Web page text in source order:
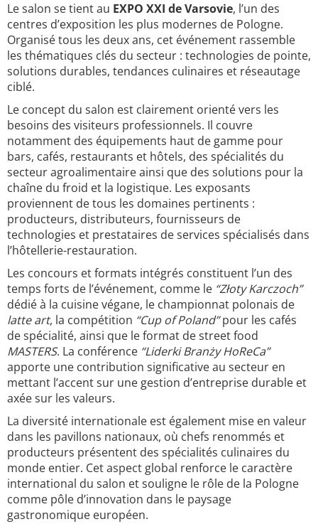
Le salon se tient au EXPO XXI de Varsovie, l’un des
centres d’exposition les plus modernes de Pologne.
Organisé tous les deux ans, cet événement rassemble
les thématiques clés du secteur : technologies de pointe,
solutions durables, tendances culinaires et réseautage
ciblé.
Le concept du salon est clairement orienté vers les
besoins des visiteurs professionnels. Il couvre
notamment des équipements haut de gamme pour
bars, cafés, restaurants et hôtels, des spécialités du
secteur agroalimentaire ainsi que des solutions pour la
chaîne du froid et la logistique. Les exposants
proviennent de tous les domaines pertinents :
producteurs, distributeurs, fournisseurs de
technologies et prestataires de services spécialisés dans
l’hôtellerie-restauration.
Les concours et formats intégrés constituent l’un des
temps forts de l’événement, comme le “Złoty Karczoch”
dédié à la cuisine végane, le championnat polonais de
latte art, la compétition “Cup of Poland”pour les cafés
de spécialité, ainsi que le format de street food
MASTERS. La conférence “Liderki Branży HoReCa”
apporte une contribution significative au secteur en
mettant l’accent sur une gestion d’entreprise durable et
axée sur les valeurs.
La diversité internationale est également mise en valeur
dans les pavillons nationaux, où chefs renommés et
producteurs présentent des spécialités culinaires du
monde entier. Cet aspect global renforce le caractère
international du salon et souligne le rôle de la Pologne
comme pôle d’innovation dans le paysage
gastronomique européen.